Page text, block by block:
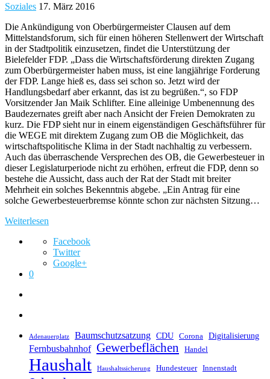
Soziales 17. März 2016
Die Ankündigung von Oberbürgermeister Clausen auf dem
Mittelstandsforum, sich für einen höheren Stellenwert der Wirtschaft
in der Stadtpolitik einzusetzen, findet die Unterstützung der
Bielefelder FDP. „Dass die Wirtschaftsförderung direkten Zugang
zum Oberbürgermeister haben muss, ist eine langjährige Forderung
der FDP. Lange hieß es, dass sei schon so. Jetzt wird der
Handlungsbedarf aber erkannt, das ist zu begrüßen.“, so FDP
Vorsitzender Jan Maik Schlifter. Eine alleinige Umbenennung des
Baudezernates greift aber nach Ansicht der Freien Demokraten zu
kurz. Die FDP sieht nur in einem eigenständigen Geschäftsführer für
die WEGE mit direktem Zugang zum OB die Möglichkeit, das
wirtschaftspolitische Klima in der Stadt nachhaltig zu verbessern.
Auch das überraschende Versprechen des OB, die Gewerbesteuer in
dieser Legislaturperiode nicht zu erhöhen, erfreut die FDP, denn so
bestehe die Aussicht, dass auch der Rat der Stadt mit breiter
Mehrheit ein solches Bekenntnis abgebe. „Ein Antrag für eine
solche Gewerbesteuerbremse könnte schon zur nächsten Sitzung…
Weiterlesen
Facebook
Twitter
Google+
0
Adenauerplatz Baumschutzsatzung CDU Corona Digitalisierung
Fernbusbahnhof Gewerbeflächen Handel
Haushalt Haushaltssicherung Hundesteuer Innenstadt